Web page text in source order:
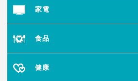
家電
食品
健康